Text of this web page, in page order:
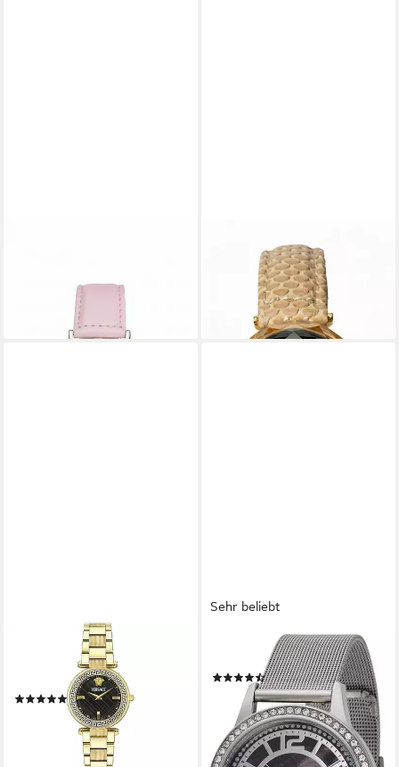
lieferbar - in 2-3 Werktagen bei dir
Schweizer Uhr Cubic Zirconia
UVP269,00 €
lieferbar - in 2-3 Werktagen bei dir
Schweizer Uhr Reve
VE8B00624
(1)
UVP1.110,00 €
lieferbar - in 2-3 Werktagen bei dir
Sehr beliebt
YVES CAMANI
Quarzuhr ROUEN B
(32)
79,00 € 349,00 €
-77%
lieferbar - in 8-10 Werktagen bei
dir